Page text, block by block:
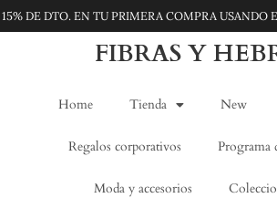
15% DE DTO. EN TU PRIMERA COMPRA USANDO
FIBRAS Y
Home Tienda New
Regalos corporativos Programa
Moda y accesorios